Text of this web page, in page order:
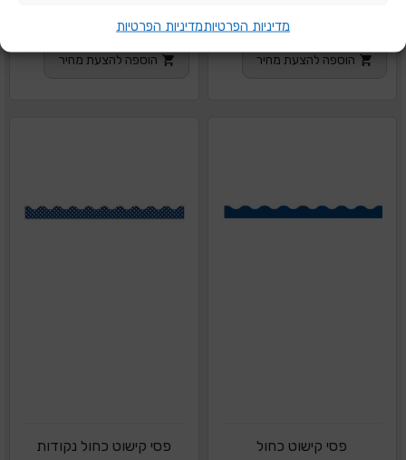
מדיניות הפרטיותמדיניות הפרטיות
הוספה להצעת מחיר הוספה להצעת מחיר
פסי קישוט כחול פסי קישוט כחול נקודות